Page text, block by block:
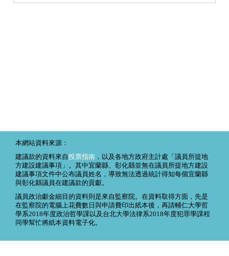
本網站資料來源：
建議款的資料來自投票指南 ，以及各地方政府主計處「議員所提地
方建設建議事項」。其中宜蘭縣、彰化縣並無在議員所提地方建設
建議事項文件中公布議員姓名，導致無法透過統計得知每個宜蘭縣
與彰化縣議員在建議款的貢獻。
議員政治獻金細目的資料則是來自監察院。在資料取得方面，先是
在監察院的電腦上花費數日與申請費印出紙本後，再請輔仁大學哲
學系2018年度政治哲學課以及台北大學法律系2018年度犯罪學課程
同學幫忙將紙本資料電子化。